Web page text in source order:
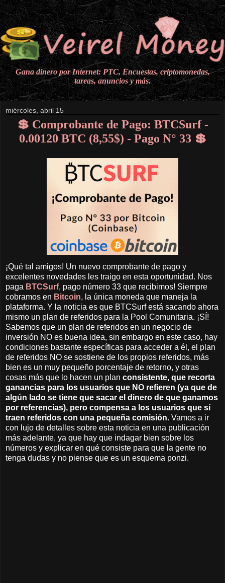
Gana dinero por Internet: PTC, Encuestas, criptomonedas,
tareas, anuncios y más.
miércoles, abril 15
💲 Comprobante de Pago: BTCSurf -
0.00120 BTC (8,55$) - Pago N° 33 💲
¡Qué tal amigos! Un nuevo comprobante de pago y
excelentes novedades les traigo en esta oportunidad. Nos
paga BTCSurf, pago número 33 que recibimos! Siempre
cobramos en Bitcoin, la única moneda que maneja la
plataforma. Y la noticia es que BTCSurf está sacando ahora
mismo un plan de referidos para la Pool Comunitaria. ¡SÍ!
Sabemos que un plan de referidos en un negocio de
inversión NO es buena idea, sin embargo en este caso, hay
condiciones bastante específicas para acceder a él, el plan
de referidos NO se sostiene de los propios referidos, más
bien es un muy pequeño porcentaje de retorno, y otras
cosas más que lo hacen un plan consistente, que recorta
ganancias para los usuarios que NO refieren (ya que de
algún lado se tiene que sacar el dinero de que ganamos
por referencias), pero compensa a los usuarios que sí
traen referidos con una pequeña comisión. Vamos a ir
con lujo de detalles sobre esta noticia en una publicación
más adelante, ya que hay que indagar bien sobre los
números y explicar en qué consiste para que la gente no
tenga dudas y no piense que es un esquema ponzi.